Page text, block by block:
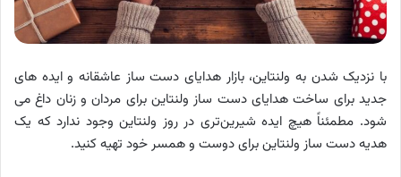
با نزدیک شدن به ولنتاین، بازار هدایای دست ساز عاشقانه و ایده های
جدید برای ساخت هدایای دست ساز ولنتاین برای مردان و زنان داغ می
شود. مطمئناً هیچ ایده شیرین‌تری در روز ولنتاین وجود ندارد که یک
هدیه دست ساز ولنتاین برای دوست و همسر خود تهیه کنید.